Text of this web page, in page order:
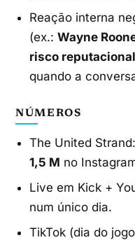
Reação interna
(ex.:Wayne
risco reputacional
quando a
NÚMEROS
The United
1,5 M no
Live em Kick +
num único dia.
TikTok (dia do